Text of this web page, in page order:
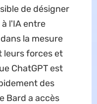
de désigner
l'IA entre
la mesure
leurs forces et
ChatGPT est
des
Bard a accès